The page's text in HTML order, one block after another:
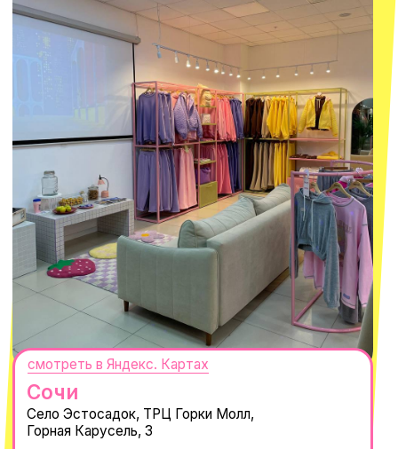
Оплата долями
Size guide
Обмен и возврат
Доставка и оплата
Вакансии
Реквизиты
Магазины
Наши путешествия
Наши проекты
Новости
Каталог
О КОМПАНИИ
Нажимая "Подписаться", вы соглашаетесь с Политикой обработки
Согласием на рассылку электронных
ПОДПИСАТЬСЯ
РАНЬШЕ ВСЕХ
@MACROCOSM_STORE
MACROCOSM
300 000+ подписчиков
14'000+ подписчиков в нашем Telegram-канале